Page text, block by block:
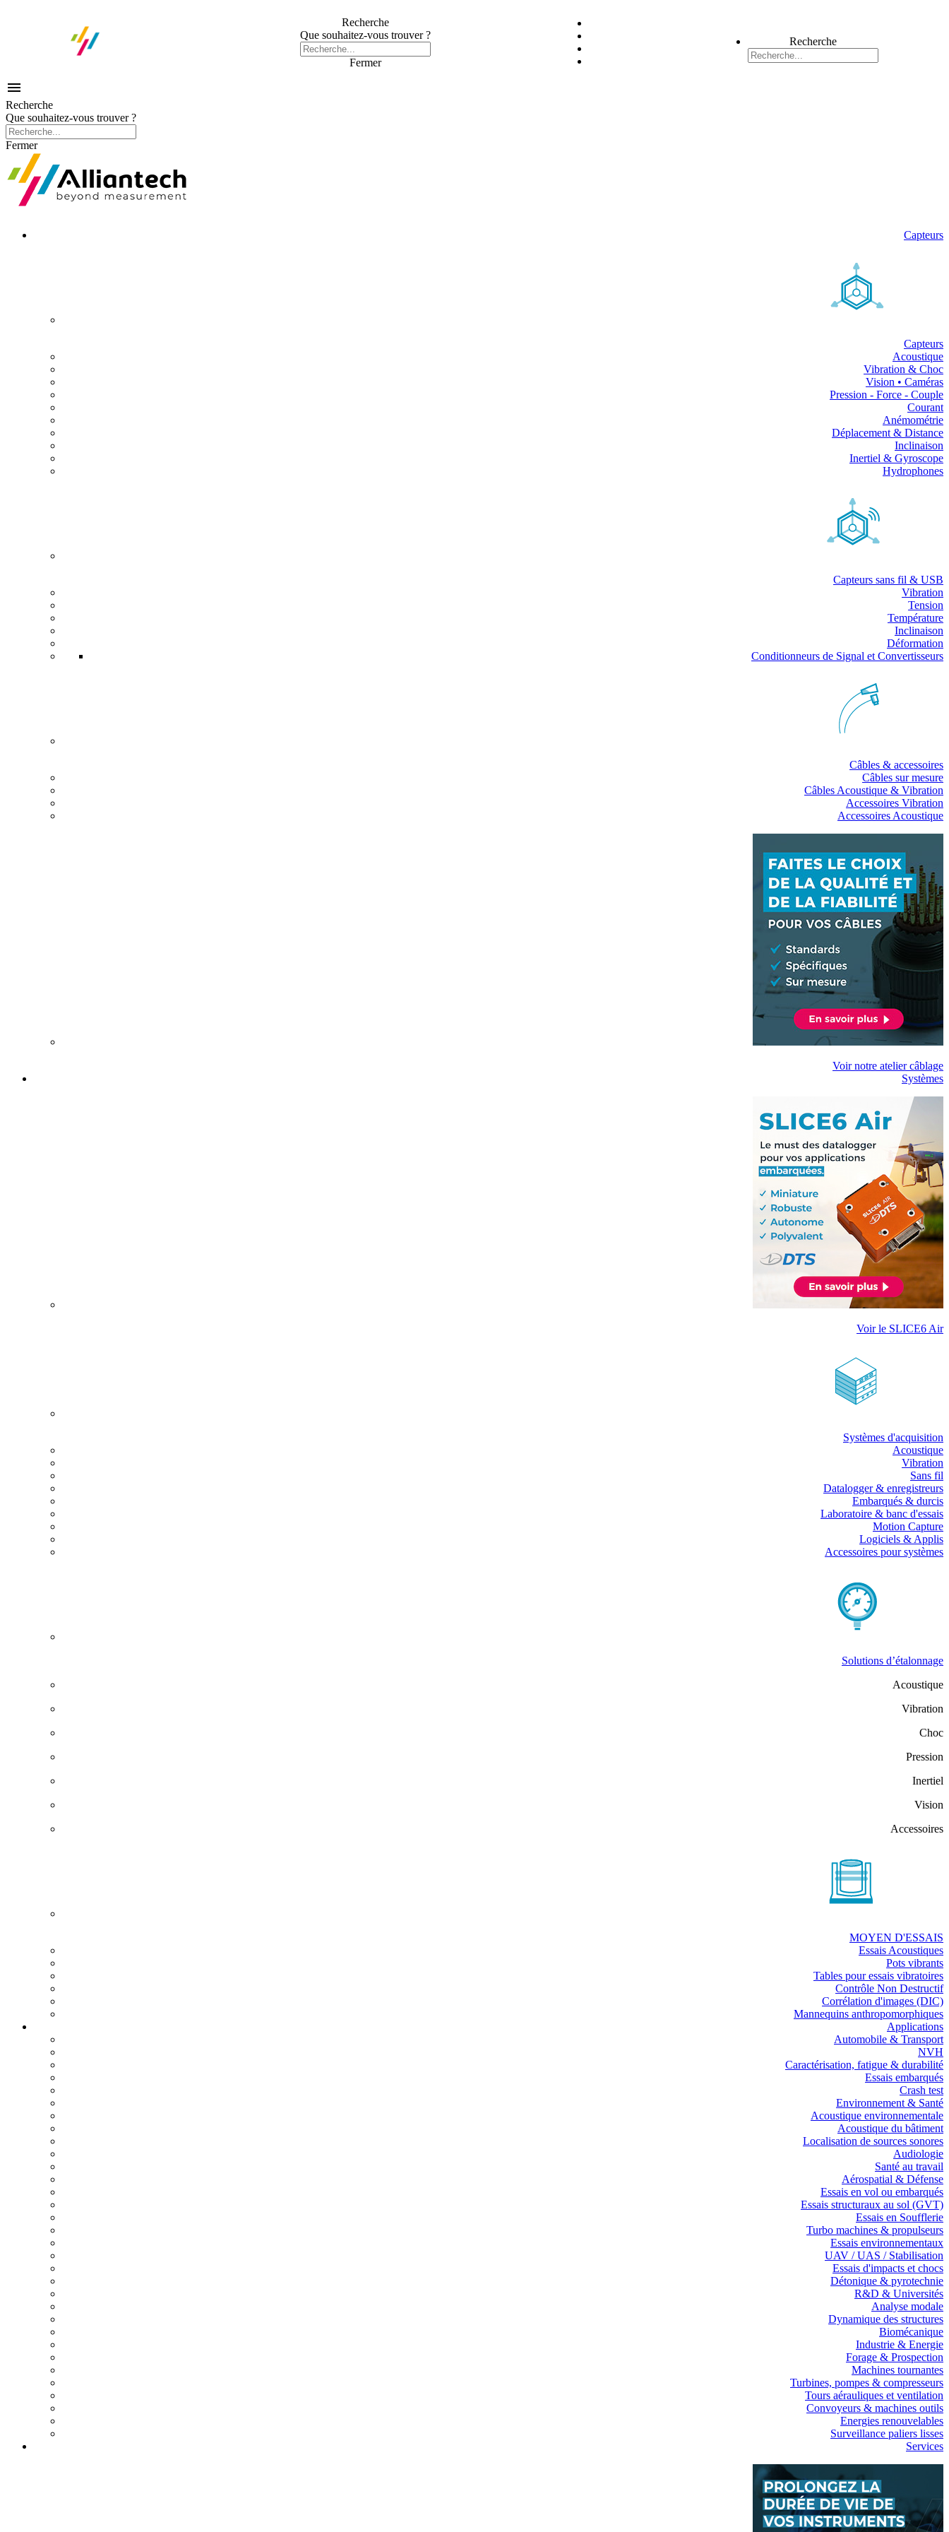
Recherche
Que souhaitez-vous trouver ?
Fermer
Recherche

Recherche
Que souhaitez-vous trouver ?
Fermer
Capteurs
Capteurs
Acoustique
Vibration & Choc
Vision • Caméras
Pression - Force - Couple
Courant
Anémométrie
Déplacement & Distance
Inclinaison
Inertiel & Gyroscope
Hydrophones
Capteurs sans fil & USB
Vibration
Tension
Température
Inclinaison
Déformation
Conditionneurs de Signal et Convertisseurs
Câbles & accessoires
Câbles sur mesure
Câbles Acoustique & Vibration
Accessoires Vibration
Accessoires Acoustique
Voir notre atelier câblage
Systèmes
Voir le SLICE6 Air
Systèmes d'acquisition
Acoustique
Vibration
Sans fil
Datalogger & enregistreurs
Embarqués & durcis
Laboratoire & banc d'essais
Motion Capture
Logiciels & Applis
Accessoires pour systèmes
Solutions d’étalonnage
Acoustique
Vibration
Choc
Pression
Inertiel
Vision
Accessoires
MOYEN D'ESSAIS
Essais Acoustiques
Pots vibrants
Tables pour essais vibratoires
Contrôle Non Destructif
Corrélation d'images (DIC)
Mannequins anthropomorphiques
Applications
Automobile & Transport
NVH
Caractérisation, fatigue & durabilité
Essais embarqués
Crash test
Environnement & Santé
Acoustique environnementale
Acoustique du bâtiment
Localisation de sources sonores
Audiologie
Santé au travail
Aérospatial & Défense
Essais en vol ou embarqués
Essais structuraux au sol (GVT)
Essais en Soufflerie
Turbo machines & propulseurs
Essais environnementaux
UAV / UAS / Stabilisation
Essais d'impacts et chocs
Détonique & pyrotechnie
R&D & Universités
Analyse modale
Dynamique des structures
Biomécanique
Industrie & Energie
Forage & Prospection
Machines tournantes
Turbines, pompes & compresseurs
Tours aérauliques et ventilation
Convoyeurs & machines outils
Energies renouvelables
Surveillance paliers lisses
Services